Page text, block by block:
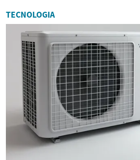
TECNOLOGIA